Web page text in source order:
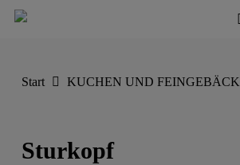
Skip
content
Start KUCHEN UND FEINGEBÄCK
Sturkopf